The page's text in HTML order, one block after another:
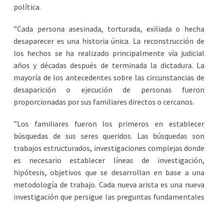
política.
”Cada persona asesinada, torturada, exiliada o hecha
desaparecer es una historia única. La reconstrucción de
los hechos se ha realizado principalmente vía judicial
años y décadas después de terminada la dictadura. La
mayoría de los antecedentes sobre las circunstancias de
desaparición o ejecución de personas fueron
proporcionadas por sus familiares directos o cercanos.
”Los familiares fueron los primeros en establecer
búsquedas de sus seres queridos. Las búsquedas son
trabajos estructurados, investigaciones complejas donde
es necesario establecer líneas de investigación,
hipótesis, objetivos que se desarrollan en base a una
metodología de trabajo. Cada nueva arista es una nueva
investigación que persigue las preguntas fundamentales